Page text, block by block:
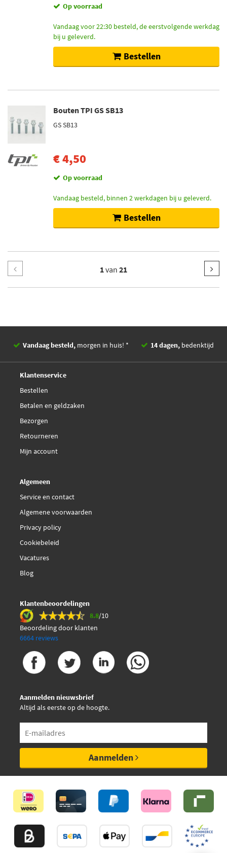
Op voorraad
Vandaag voor 22:30 besteld, de eerstvolgende werkdag
bij u geleverd.
Bestellen
Bouten TPI GS SB13
GS SB13
€ 4,50
Op voorraad
Vandaag besteld, binnen 2 werkdagen bij u geleverd.
Bestellen
1van 21
Vandaag besteld, morgen in huis! * 14 dagen, bedenktijd
Klantenservice
Bestellen
Betalen en geldzaken
Bezorgen
Retourneren
Mijn account
Algemeen
Service en contact
Algemene voorwaarden
Privacy policy
Cookiebeleid
Vacatures
Blog
Klantenbeoordelingen
8.8/10
Beoordeling door klanten
6664 reviews
Aanmelden nieuwsbrief
Altijd als eerste op de hoogte.
Aanmelden